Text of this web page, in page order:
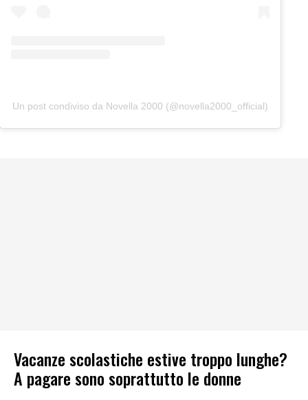
Un post condiviso da Novella 2000 (@novella2000_official)
Vacanze scolastiche estive troppo lunghe?
A pagare sono soprattutto le donne